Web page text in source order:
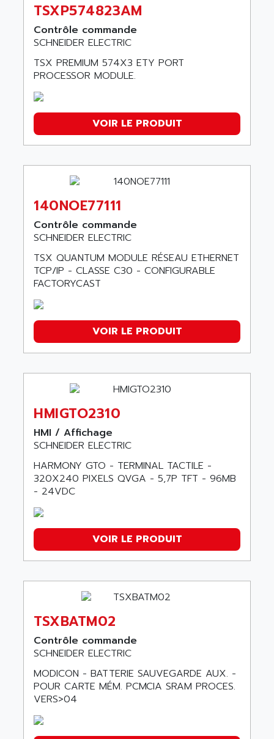
TSXP574823AM
Contrôle commande
SCHNEIDER ELECTRIC
TSX PREMIUM 574X3 ETY PORT
PROCESSOR MODULE.
VOIR LE PRODUIT
140NOE77111
Contrôle commande
SCHNEIDER ELECTRIC
TSX QUANTUM MODULE RÉSEAU ETHERNET
TCP/IP - CLASSE C30 - CONFIGURABLE
FACTORYCAST
VOIR LE PRODUIT
HMIGTO2310
HMI / Affichage
SCHNEIDER ELECTRIC
HARMONY GTO - TERMINAL TACTILE -
320X240 PIXELS QVGA - 5,7P TFT - 96MB
- 24VDC
VOIR LE PRODUIT
TSXBATM02
Contrôle commande
SCHNEIDER ELECTRIC
MODICON - BATTERIE SAUVEGARDE AUX. -
POUR CARTE MÉM. PCMCIA SRAM PROCES.
VERS>04